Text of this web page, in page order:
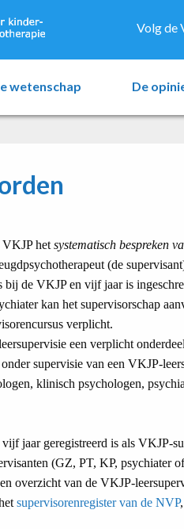
Volg de
wetenschap De
VKJP hetsystematisch bespreken
(de
bij de VKJP en vijf jaar is
kan het supervisorschap
verplicht.
een verplicht
supervisie van een VKJP-
klinisch psychologen,
jaar geregistreerd is als VKJP-
(GZ, PT, KP, psychiater
overzicht van de VKJP-
supervisorenregister van de NVP